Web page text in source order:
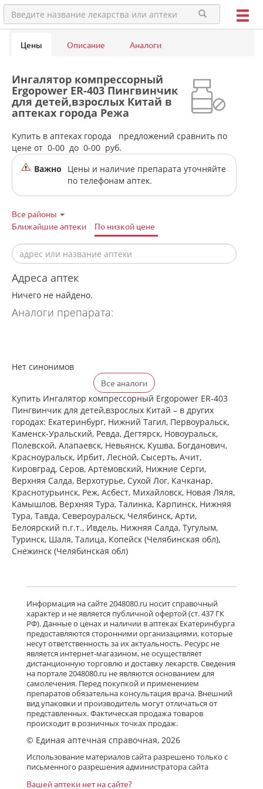
Цены Описание Аналоги
Ингалятор компрессорный
Ergopower ER-403 Пингвинчик
для детей,взрослых Китай в
аптеках города Режа
Купить в аптеках города
предложений сравнить по
цене от 0-00 до 0-00 руб.
Важно
Цены и наличие препарата уточняйте
по телефонам аптек.
Все районы
Ближайшие аптеки
По низкой цене
Адреса аптек
Ничего не найдено.
Аналоги препарата:
Нет синонимов
Все аналоги
Купить Ингалятор компрессорный Ergopower ER-403
Пингвинчик для детей,взрослых Китай – в других
городах: Екатеринбург, Нижний Тагил, Первоуральск,
Каменск-Уральский, Ревда, Дегтярск, Новоуральск,
Полевской, Алапаевск, Невьянск, Кушва, Богданович,
Красноуральск, Ирбит, Лесной, Сысерть, Ачит,
Кировград, Серов, Артёмовский, Нижние Cерги,
Верхняя Салда, Верхотурье, Сухой Лог, Качканар,
Краснотурьинск, Реж, Асбест, Михайловск, Новая Ляля,
Камышлов, Верхняя Тура, Талинка, Карпинск, Нижняя
Тура, Тавда, Североуральск, Челябинск, Арти,
Белоярский п.г.т., Ивдель, Нижняя Салда, Тугулым,
Туринск, Шаля, Талица, Копейск (Челябинская обл),
Снежинск (Челябинская обл)
Информация на сайте 2048080.ru носит справочный
характер и не является публичной офертой (ст. 437 ГК
РФ). Данные о ценах и наличии в аптеках Екатеринбурга
предоставляются сторонними организациями, которые
несут ответственность за их актуальность. Ресурс не
является интернет-магазином, не осуществляет
дистанционную торговлю и доставку лекарств. Сведения
на портале 2048080.ru не являются основанием для
самолечения. Перед покупкой и применением
препаратов обязательна консультация врача. Внешний
вид упаковки и производитель могут отличаться от
представленных. Фактическая продажа товаров
происходит в розничных точках продаж.
© Единая аптечная справочная, 2026
Использование материалов сайта разрешено только с
письменного разрешения администратора сайта
Вашей аптеки нет на сайте?